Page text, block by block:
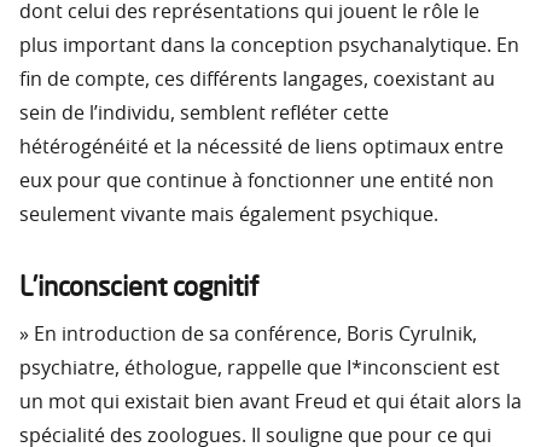
dont celui des représentations qui jouent le rôle le
plus important dans la conception psychanalytique. En
fin de compte, ces différents langages, coexistant au
sein de l’individu, semblent refléter cette
hétérogénéité et la nécessité de liens optimaux entre
eux pour que continue à fonctionner une entité non
seulement vivante mais également psychique.
L’inconscient cognitif
» En introduction de sa conférence, Boris Cyrulnik,
psychiatre, éthologue, rappelle que I*inconscient est
un mot qui existait bien avant Freud et qui était alors la
spécialité des zoologues. Il souligne que pour ce qui